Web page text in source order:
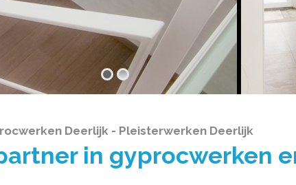
Deerlijk - Pleisterwerken Deerlijk
partner in gyprocwerken